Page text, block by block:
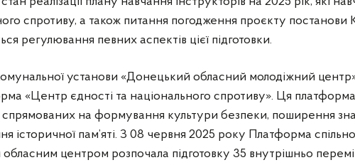
спротиву, а також питання погодження проєкту постанови
регулювання певних аспектів цієї підготовки.
установи «Донецький обласний молодіжний
«Центр єдності та національного спротиву». Ця платформа
спрямованих на формування культури безпеки, поширення
історичної пам’яті. З 08 червня 2025 року Платформа
центром розпочала підготовку 35 внутрішньо